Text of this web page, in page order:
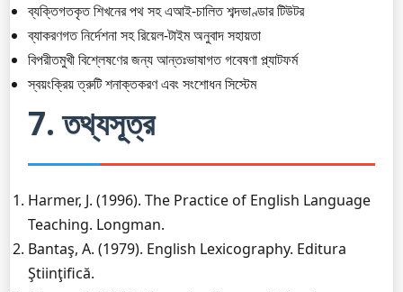
ব্যক্তিগতকৃত শিখনের পথ সহ এআই-চালিত শব্দভাণ্ডার টিউটর
ব্যাকরণগত নির্দেশনা সহ রিয়েল-টাইম অনুবাদ সহায়তা
বিপরীতমুখী বিশ্লেষণের জন্য আন্তঃভাষাগত গবেষণা প্ল্যাটফর্ম
স্বয়ংক্রিয় ত্রুটি শনাক্তকরণ এবং সংশোধন সিস্টেম
7. তথ্যসূত্র
Harmer, J. (1996). The Practice of English Language
Teaching. Longman.
Bantaş, A. (1979). English Lexicography. Editura
Ştiinţifică.